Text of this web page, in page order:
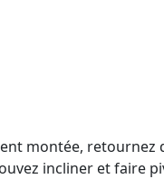
montée, retournez
incliner et faire